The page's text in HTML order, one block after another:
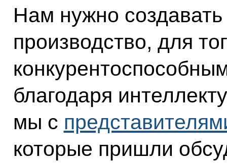
Нам нужно создавать
производство, для
благодаря
мы с
которые пришли